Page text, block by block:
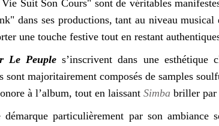
Suit Son Cours" sont de véritables
dans ses productions, tant au niveau musical
une touche festive tout en restant
Le Peuple s’inscrivent dans une esthétique
majoritairement composés de samples
à l’album, tout en laissant Simba briller par
démarque particulièrement par son ambiance